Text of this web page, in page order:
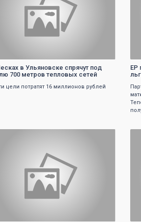
в Ульяновске спрячут под
700 метров тепловых сетей
цели потратят 16 миллионов рублей
ЕР